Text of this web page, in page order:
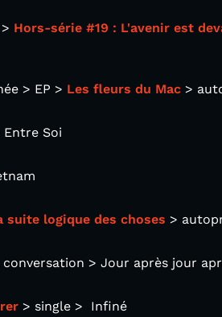
Hors-série #19 : L'avenir est
> EP > Les fleurs du Mac >
Entre Soi
suite logique des choses >
conversation > Jour après jour
> single > Infiné